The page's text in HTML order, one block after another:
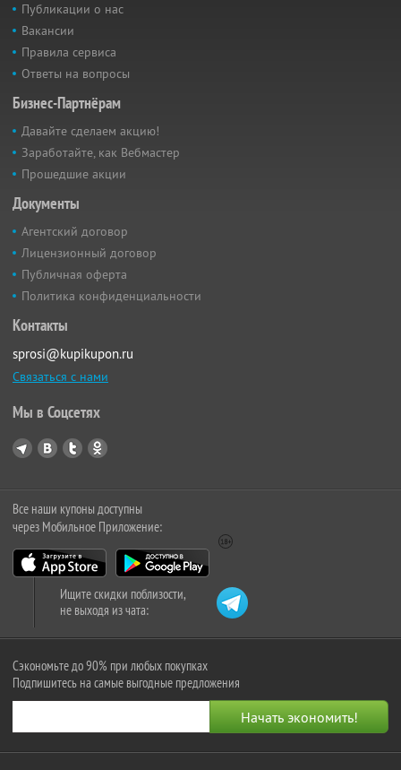
Публикации о нас
Вакансии
Правила сервиса
Ответы на вопросы
Бизнес-Партнёрам
Давайте сделаем акцию!
Заработайте, как Вебмастер
Прошедшие акции
Документы
Агентский договор
Лицензионный договор
Публичная оферта
Политика конфиденциальности
Контакты
sprosi@kupikupon.ru
Связаться с нами
Мы в Соцсетях
Все наши купоны доступны
через Мобильное Приложение:
Ищите скидки поблизости,
не выходя из чата:
Сэкономьте до 90% при любых покупках
Подпишитесь на самые выгодные предложения